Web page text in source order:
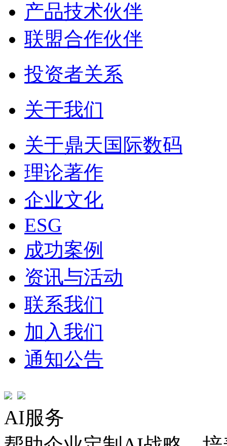
产品技术伙伴
联盟合作伙伴
投资者关系
关于我们
关于鼎天国际数码
理论著作
企业文化
ESG
成功案例
资讯与活动
联系我们
加入我们
通知公告
AI服务